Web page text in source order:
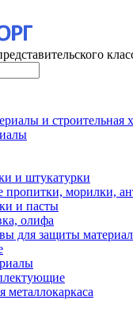
и строительная
и штукатурки
пропитки, морилки,
и пасты
олифа
для защиты